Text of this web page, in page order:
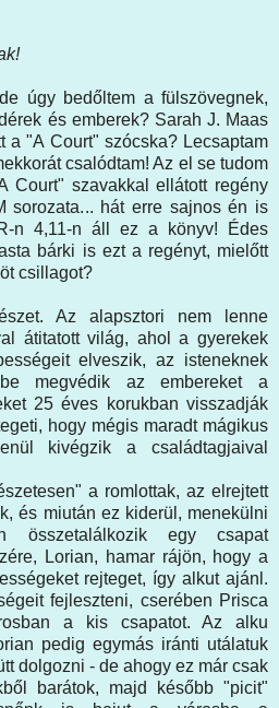
úgy bedőltem a fülszövegnek,
és emberek? Sarah J. Maas
a "A Court" szócska? Lecsaptam
csalódtam! Az el se tudom
Court" szavakkal ellátott regény
sorozata... hát erre sajnos én is
n 4,11-n áll ez a könyv! Édes
bárki is ezt a regényt, mielőtt
csillagot?
Az alapsztori nem lenne
átitatott világ, ahol a gyerekek
elveszik, az isteneknek
megvédik az embereket a
25 éves korukban visszadják
hogy mégis maradt mágikus
kivégzik a családtagjaival
a romlottak, az elrejtett
és miután ez kiderül, menekülni
összetalálkozik egy csapat
Lorian, hamar rájön, hogy a
rejteget, így alkut ajánl.
fejleszteni, cserében Prisca
a kis csapatot. Az alku
pedig egymás iránti utálatuk
dolgozni - de ahogy ez már csak
barátok, majd később "picit"